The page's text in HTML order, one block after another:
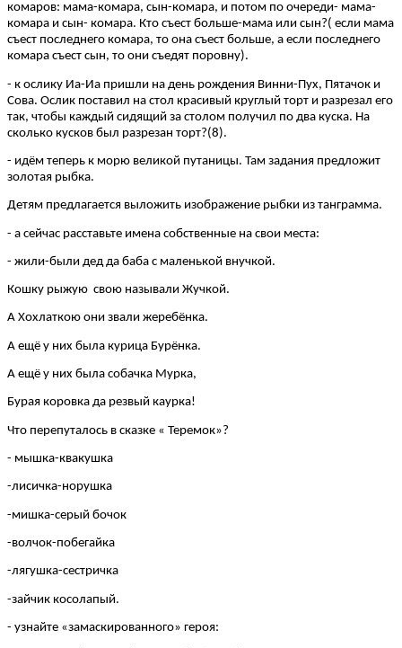
комаров: мама-комара, сын-комара, и потом по очереди- мама-
комара и сын- комара. Кто съест больше-мама или сын?( если мама
съест последнего комара, то она съест больше, а если последнего
комара съест сын, то они съедят поровну).
- к ослику Иа-Иа пришли на день рождения Винни-Пух, Пятачок и
Сова. Ослик поставил на стол красивый круглый торт и разрезал его
так, чтобы каждый сидящий за столом получил по два куска. На
сколько кусков был разрезан торт?(8).
- идём теперь к морю великой путаницы. Там задания предложит
золотая рыбка.
Детям предлагается выложить изображение рыбки из танграмма.
- а сейчас расставьте имена собственные на свои места:
- жили-были дед да баба с маленькой внучкой.
Кошку рыжую свою называли Жучкой.
А Хохлаткою они звали жеребёнка.
А ещё у них была курица Бурёнка.
А ещё у них была собачка Мурка,
Бурая коровка да резвый каурка!
Что перепуталось в сказке « Теремок»?
- мышка-квакушка
-лисичка-норушка
-мишка-серый бочок
-волчок-побегайка
-лягушка-сестричка
-зайчик косолапый.
- узнайте «замаскированного» героя: